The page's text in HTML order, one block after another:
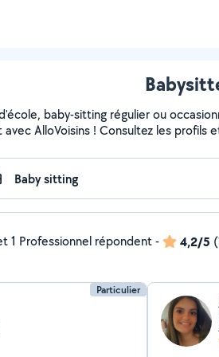
baby-sitting régulier ou
AlloVoisins ! Consultez les profils
1 Professionnel répondent- 4,2/5
Particulier